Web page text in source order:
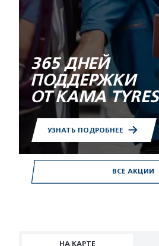
ВСЕ АКЦИИ
365 ДНЕЙ
ПОДДЕРЖКИ
ОТ KAMA TYRES
УЗНАТЬ ПОДРОБНЕЕ
НА КАРТЕ